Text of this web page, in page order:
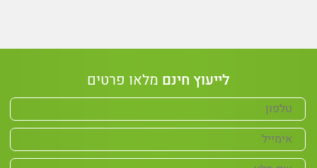
לייעוץ חינם מלאו פרטים